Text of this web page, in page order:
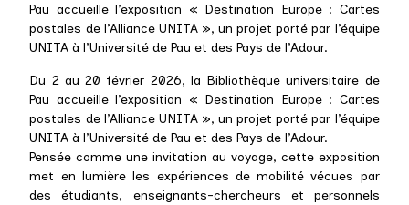
Pau accueille l’exposition « Destination Europe : Cartes
postales de l’Alliance UNITA », un projet porté par l’équipe
UNITA à l’Université de Pau et des Pays de l’Adour.
Du 2 au 20 février 2026, la Bibliothèque universitaire de
Pau accueille l’exposition « Destination Europe : Cartes
postales de l’Alliance UNITA », un projet porté par l’équipe
UNITA à l’Université de Pau et des Pays de l’Adour.
Pensée comme une invitation au voyage, cette exposition
met en lumière les expériences de mobilité vécues par
des étudiants, enseignants-chercheurs et personnels